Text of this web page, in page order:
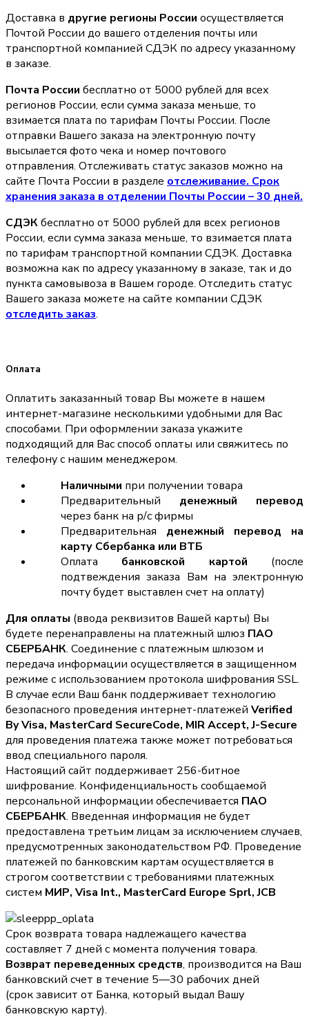
Доставка в другие регионы России осуществляется
Почтой России до вашего отделения почты или
транспортной компанией СДЭК по адресу указанному
в заказе.
Почта России бесплатно от 5000 рублей для всех
регионов России, если сумма заказа меньше, то
взимается плата по тарифам Почты России. После
отправки Вашего заказа на электронную почту
высылается фото чека и номер почтового
отправления. Отслеживать статус заказов можно на
сайте Почта России в разделе oтслеживание. Срок
хранения заказа в отделении Почты России – 30 дней.
СДЭКбесплатно от 5000 рублей для всех регионов
России, если сумма заказа меньше, то взимается плата
по тарифам транспортной компании СДЭК. Доставка
возможна как по адресу указанному в заказе, так и до
пункта самовывоза в Вашем городе. Отследить статус
Вашего заказа можете на сайте компании СДЭК
отследить заказ.
Оплата
Оплатить заказанный товар Вы можете в нашем
интернет-магазине несколькими удобными для Вас
способами. При оформлении заказа укажите
подходящий для Вас способ оплаты или свяжитесь по
телефону с нашим менеджером.
Наличными при получении товара
Предварительный денежный перевод
через банк на р/с фирмы
Предварительная денежный перевод на
карту Сбербанка или ВТБ
Оплата банковской картой (после
подтвеждения заказа Вам на электронную
почту будет выставлен счет на оплату)
Для оплаты (ввода реквизитов Вашей карты) Вы
будете перенаправлены на платежный шлюз ПАО
СБЕРБАНК. Соединение с платежным шлюзом и
передача информации осуществляется в защищенном
режиме с использованием протокола шифрования SSL.
В случае если Ваш банк поддерживает технологию
безопасного проведения интернет-платежей Verified
By Visa, MasterCard SecureCode, MIR Accept, J-Secure
для проведения платежа также может потребоваться
ввод специального пароля.
Настоящий сайт поддерживает 256-битное
шифрование. Конфиденциальность сообщаемой
персональной информации обеспечивается ПАО
СБЕРБАНК. Введенная информация не будет
предоставлена третьим лицам за исключением случаев,
предусмотренных законодательством РФ. Проведение
платежей по банковским картам осуществляется в
строгом соответствии с требованиями платежных
систем МИР, Visa Int., MasterCard Europe Sprl, JCB
Срок возврата товара надлежащего качества
составляет 7 дней с момента получения товара.
Возврат переведенных средств, производится на Ваш
банковский счет в течение 5—30 рабочих дней
(срок зависит от Банка, который выдал Вашу
банковскую карту).